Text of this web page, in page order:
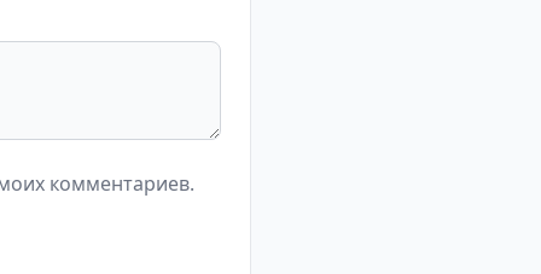
комментариев.